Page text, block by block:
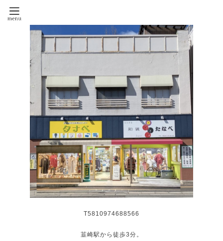
T5810974688566
韮崎駅から徒歩3分。